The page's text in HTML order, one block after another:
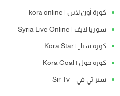
كورة أون لاين | kora online
سوريا لايف | Syria Live Online
كورة ستار | Kora Star
كورة جول | Kora Goal
سير تي في – Sir Tv